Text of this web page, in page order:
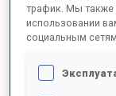
ЛЫЖНЫЙ ХОД -
трафик. Мы
использовании
социальным